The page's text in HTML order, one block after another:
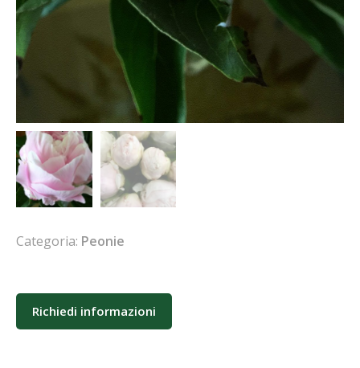
Categoria: Peonie
Richiedi informazioni